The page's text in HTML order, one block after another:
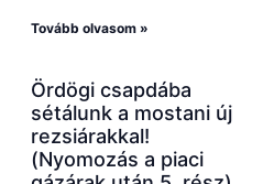
Tovább olvasom »
Ördögi csapdába
sétálunk a mostani új
rezsiárakkal!
(Nyomozás a piaci